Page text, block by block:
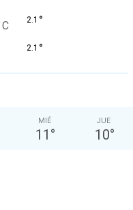
C 2.1 °
2.1 °
MIÉ
11 °
JUE
10°